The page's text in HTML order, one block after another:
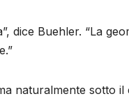
dice Buehler. “La
naturalmente sotto il